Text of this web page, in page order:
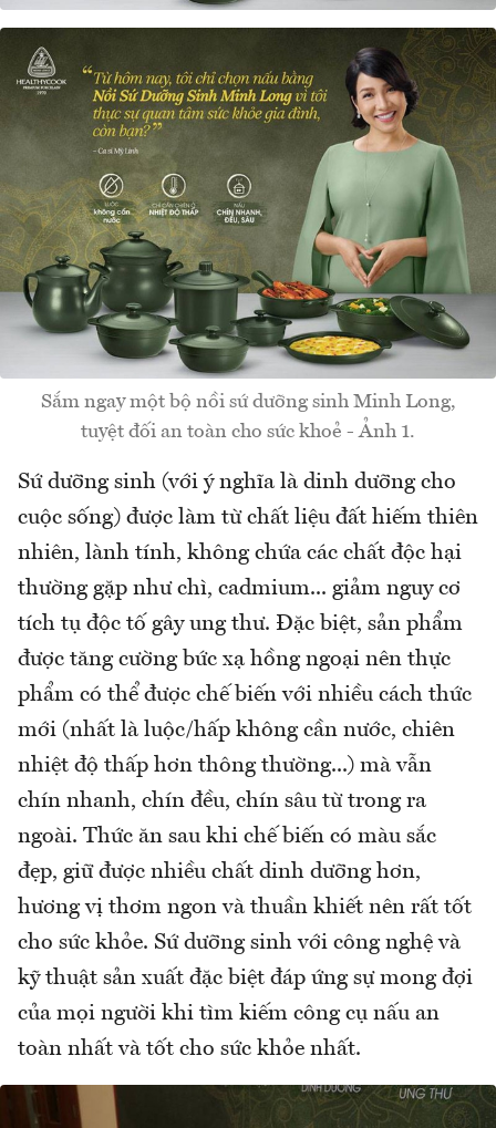
Sắm ngay một bộ nồi sứ dưỡng sinh Minh Long,
tuyệt đối an toàn cho sức khoẻ - Ảnh 1.
Sứ dưỡng sinh (với ý nghĩa là dinh dưỡng cho
cuộc sống) được làm từ chất liệu đất hiếm thiên
nhiên, lành tính, không chứa các chất độc hại
thường gặp như chì, cadmium... giảm nguy cơ
tích tụ độc tố gây ung thư. Đặc biệt, sản phẩm
được tăng cường bức xạ hồng ngoại nên thực
phẩm có thể được chế biến với nhiều cách thức
mới (nhất là luộc/hấp không cần nước, chiên
nhiệt độ thấp hơn thông thường...) mà vẫn
chín nhanh, chín đều, chín sâu từ trong ra
ngoài. Thức ăn sau khi chế biến có màu sắc
đẹp, giữ được nhiều chất dinh dưỡng hơn,
hương vị thơm ngon và thuần khiết nên rất tốt
cho sức khỏe. Sứ dưỡng sinh với công nghệ và
kỹ thuật sản xuất đặc biệt đáp ứng sự mong đợi
của mọi người khi tìm kiếm công cụ nấu an
toàn nhất và tốt cho sức khỏe nhất.